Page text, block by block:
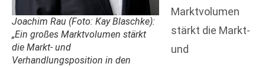
Joachim Rau (Foto: Kay Blaschke):
„Ein großes Marktvolumen stärkt
die Markt- und
Verhandlungsposition in den
Marktvolumen
stärkt die Markt-
und